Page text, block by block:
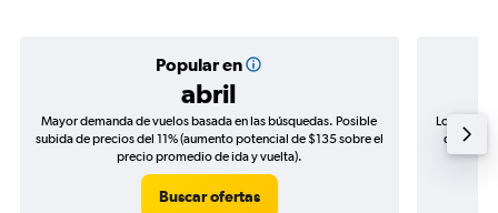
Popular en
abril
Mayor demanda de vuelos basada en las búsquedas. Posible
subida de precios del 11% (aumento potencial de $135 sobre el
precio promedio de ida y vuelta).
Buscar ofertas
Los
de